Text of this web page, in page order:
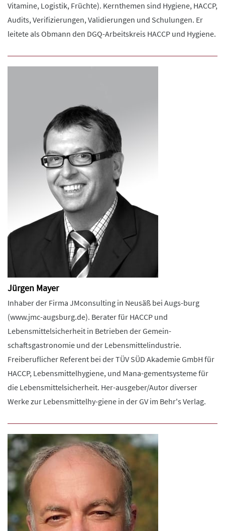
Vitamine, Logistik, Früchte). Kernthemen sind Hygiene, HACCP,
Audits, Verifizierungen, Validierungen und Schulungen. Er
leitete als Obmann den DGQ-Arbeitskreis HACCP und Hygiene.
Jürgen Mayer
Inhaber der Firma JMconsulting in Neusäß bei Augs-burg
(www.jmc-augsburg.de). Berater für HACCP und
Lebensmittelsicherheit in Betrieben der Gemein-
schaftsgastronomie und der Lebensmittelindustrie.
Freiberuflicher Referent bei der TÜV SÜD Akademie GmbH für
HACCP, Lebensmittelhygiene, und Mana-gementsysteme für
die Lebensmittelsicherheit. Her-ausgeber/Autor diverser
Werke zur Lebensmittelhy-giene in der GV im Behr's Verlag.